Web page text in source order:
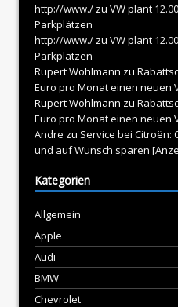
http://www./ zu VW plant
Parkplätzen
http://www./ zu VW plant
Parkplätzen
Rupert Wohlmann zu
Euro pro Monat einen neuen
Rupert Wohlmann zu
Euro pro Monat einen neuen
Andre zu Service bei Citroën:
und auf Wunsch sparen
Kategorien
Allgemein
Apple
Audi
BMW
Chevrolet